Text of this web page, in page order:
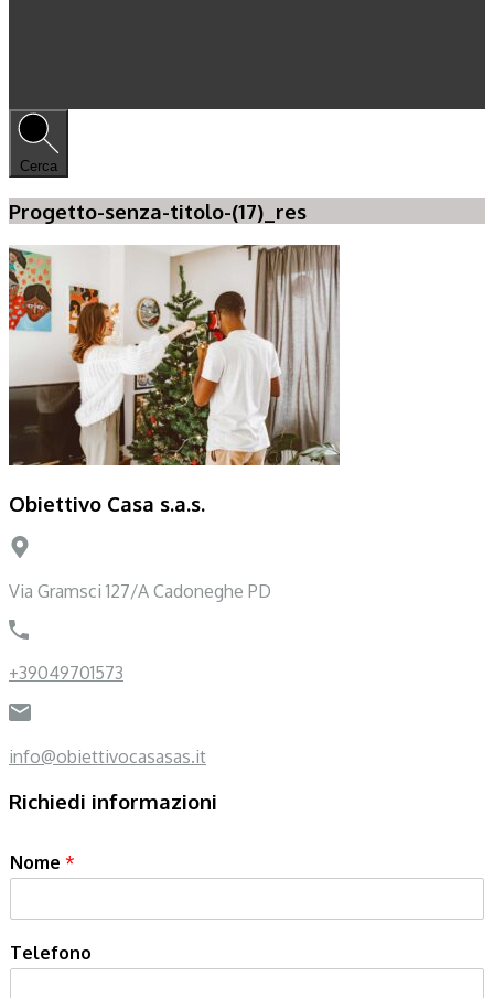
Cerca
Progetto-senza-titolo-(17)_res
Obiettivo Casa s.a.s.
Via Gramsci 127/A Cadoneghe PD
+39049701573
info@obiettivocasasas.it
Richiedi informazioni
Nome *
Telefono